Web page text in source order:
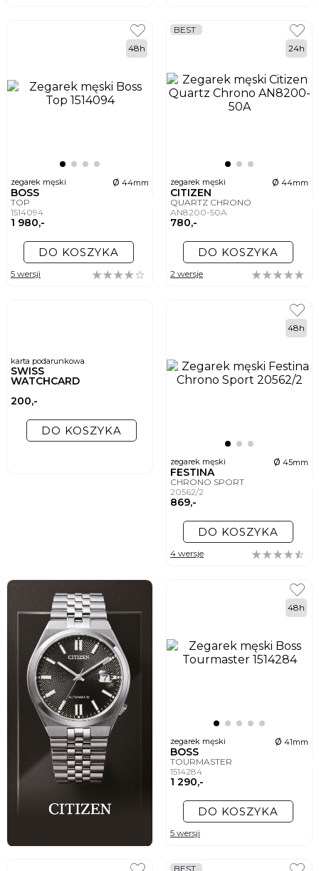
zegarek męski ø 44mm
BOSS
TOP
1514094
1 980,-
48h
DO KOSZYKA
5 wersji
zegarek męski ø 44mm
CITIZEN
QUARTZ CHRONO
AN8200-50A
780,-
BEST
24h
DO KOSZYKA
2 wersje
karta podarunkowa
SWISS
WATCHCARD
200,-
DO KOSZYKA
zegarek męski ø 45mm
FESTINA
CHRONO SPORT
20562/2
869,-
48h
DO KOSZYKA
4 wersje
zegarek męski ø 41mm
BOSS
TOURMASTER
1514284
1 290,-
48h
DO KOSZYKA
5 wersji
BEST